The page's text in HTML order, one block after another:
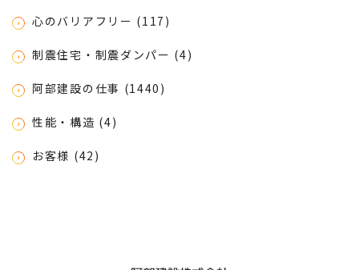
心のバリアフリー (117)
制震住宅・制震ダンパー (4)
阿部建設の仕事 (1440)
性能・構造 (4)
お客様 (42)